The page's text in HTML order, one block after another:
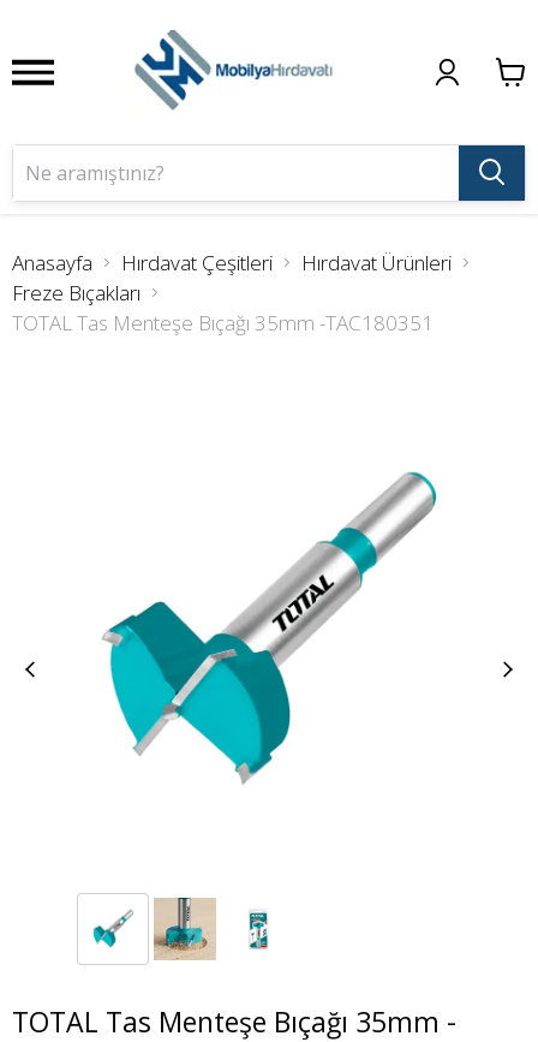
Anasayfa Hırdavat Çeşitleri
Hırdavat Ürünleri
Freze Bıçakları
TOTAL Tas Menteşe Bıçağı 35mm -TAC180351
TOTAL Tas Menteşe Bıçağı 35mm -